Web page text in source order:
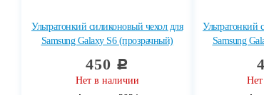
Ультратонкий силиконовый чехол для
Samsung Galaxy S6 (прозрачный)
450 c
Нет в наличии
Ультратонкий
Samsung